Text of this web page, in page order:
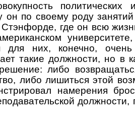
политических
он по своему роду
где он всю
для них, конечно,
такие должности, но в
либо
либо лишиться этой
намерения